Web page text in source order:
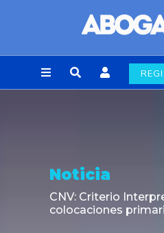
Noticia
CNV: Criterio
colocaciones